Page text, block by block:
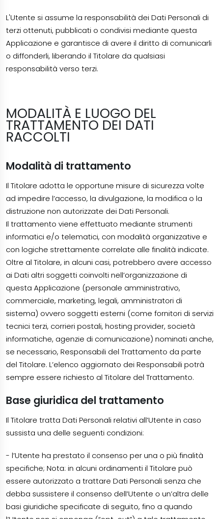
L'Utente si assume la responsabilità dei Dati Personali di
terzi ottenuti, pubblicati o condivisi mediante questa
Applicazione e garantisce di avere il diritto di comunicarli
o diffonderli, liberando il Titolare da qualsiasi
responsabilità verso terzi.
MODALITÀ E LUOGO DEL
TRATTAMENTO DEI DATI
RACCOLTI
Modalità di trattamento
Il Titolare adotta le opportune misure di sicurezza volte
ad impedire l’accesso, la divulgazione, la modifica o la
distruzione non autorizzate dei Dati Personali.
Il trattamento viene effettuato mediante strumenti
informatici e/o telematici, con modalità organizzative e
con logiche strettamente correlate alle finalità indicate.
Oltre al Titolare, in alcuni casi, potrebbero avere accesso
ai Dati altri soggetti coinvolti nell’organizzazione di
questa Applicazione (personale amministrativo,
commerciale, marketing, legali, amministratori di
sistema) ovvero soggetti esterni (come fornitori di servizi
tecnici terzi, corrieri postali, hosting provider, società
informatiche, agenzie di comunicazione) nominati anche,
se necessario, Responsabili del Trattamento da parte
del Titolare. L’elenco aggiornato dei Responsabili potrà
sempre essere richiesto al Titolare del Trattamento.
Base giuridica del trattamento
Il Titolare tratta Dati Personali relativi all’Utente in caso
sussista una delle seguenti condizioni:
- l’Utente ha prestato il consenso per una o più finalità
specifiche; Nota: in alcuni ordinamenti il Titolare può
essere autorizzato a trattare Dati Personali senza che
debba sussistere il consenso dell’Utente o un’altra delle
basi giuridiche specificate di seguito, fino a quando